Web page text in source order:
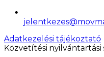
Adatkezelési tájékoztató
Közvetítési nyilvántartási